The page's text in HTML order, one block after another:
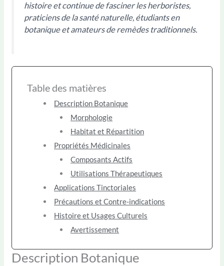
histoire et continue de fasciner les herboristes,
praticiens de la santé naturelle, étudiants en
botanique et amateurs de remèdes traditionnels.
Table des matières
Description Botanique
Morphologie
Habitat et Répartition
Propriétés Médicinales
Composants Actifs
Utilisations Thérapeutiques
Applications Tinctoriales
Précautions et Contre-indications
Histoire et Usages Culturels
Avertissement
Description Botanique